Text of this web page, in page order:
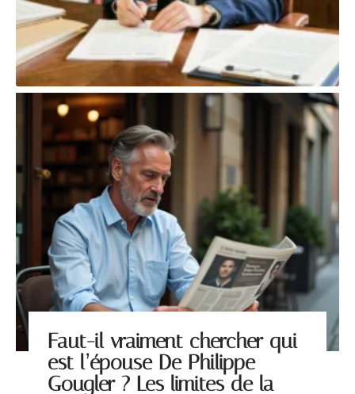
Faut-il vraiment chercher qui
est l’épouse De Philippe
Gougler ? Les limites de la